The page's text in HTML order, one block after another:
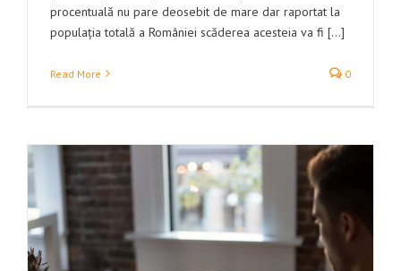
procentuală nu pare deosebit de mare dar raportat la
populația totală a României scăderea acesteia va fi [...]
Read More 0